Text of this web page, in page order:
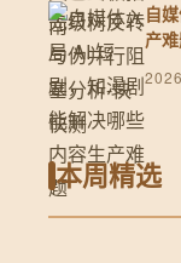
自
产
本周精选